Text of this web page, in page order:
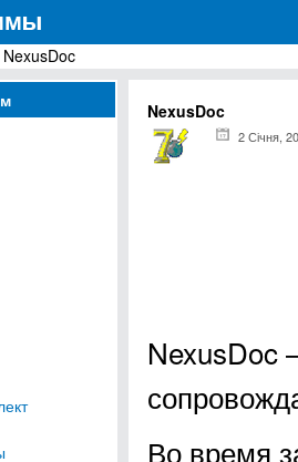
программ для Windows
NexusDoc
NexusDoc
2 Січня,
NexusDoc
Во время